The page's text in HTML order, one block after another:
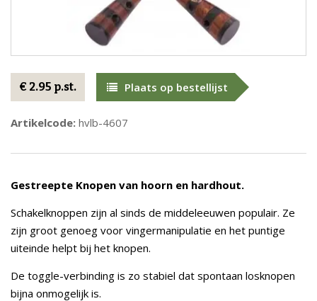
€ 2.95 p.st. Plaats op bestellijst
Artikelcode: hvlb-4607
Gestreepte Knopen van hoorn en hardhout.
Schakelknoppen zijn al sinds de middeleeuwen populair. Ze
zijn groot genoeg voor vingermanipulatie en het puntige
uiteinde helpt bij het knopen.
De toggle-verbinding is zo stabiel dat spontaan losknopen
bijna onmogelijk is.